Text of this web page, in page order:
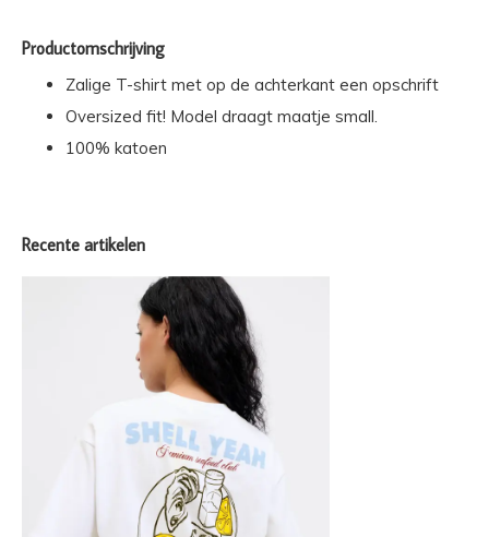
Productomschrijving
Zalige T-shirt met op de achterkant een opschrift
Oversized fit! Model draagt maatje small.
100% katoen
Recente artikelen